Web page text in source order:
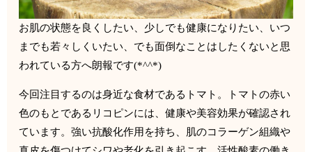
お肌の状態を良くしたい、少しでも健康になりたい、 いつ
までも若々しくいたい、 でも面倒なことはしたくないと思
われている方へ朗報です(*^^*)
今回注目するのは身近な食材であるトマト。
トマトの赤い
色のもと であるリコピンには、健康や美容効果が確認され
ています。強い抗酸化作用を持ち、 肌のコラーゲン組織や